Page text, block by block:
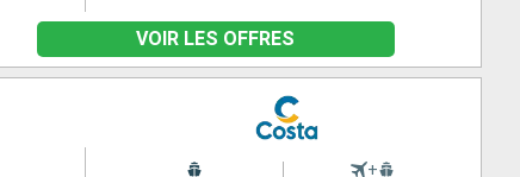
VOIR LES OFFRES
+